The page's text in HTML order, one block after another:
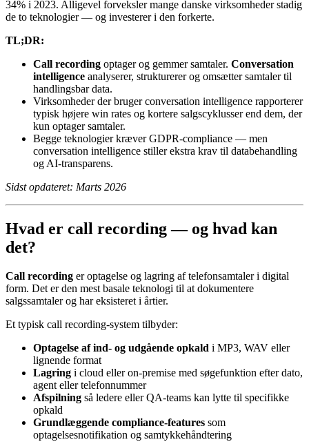
34% i 2023. Alligevel forveksler mange danske virksomheder stadig
de to teknologier — og investerer i den forkerte.
TL;DR:
Call recording optager og gemmer samtaler. Conversation
intelligence analyserer, strukturerer og omsætter samtaler til
handlingsbar data.
Virksomheder der bruger conversation intelligence rapporterer
typisk højere win rates og kortere salgscyklusser end dem, der
kun optager samtaler.
Begge teknologier kræver GDPR-compliance — men
conversation intelligence stiller ekstra krav til databehandling
og AI-transparens.
Sidst opdateret: Marts 2026
Hvad er call recording — og hvad kan
det?
Call recording er optagelse og lagring af telefonsamtaler i digital
form. Det er den mest basale teknologi til at dokumentere
salgssamtaler og har eksisteret i årtier.
Et typisk call recording-system tilbyder:
Optagelse af ind- og udgående opkald i MP3, WAV eller
lignende format
Lagring i cloud eller on-premise med søgefunktion efter dato,
agent eller telefonnummer
Afspilning så ledere eller QA-teams kan lytte til specifikke
opkald
Grundlæggende compliance-features som
optagelsesnotifikation og samtykkehåndtering